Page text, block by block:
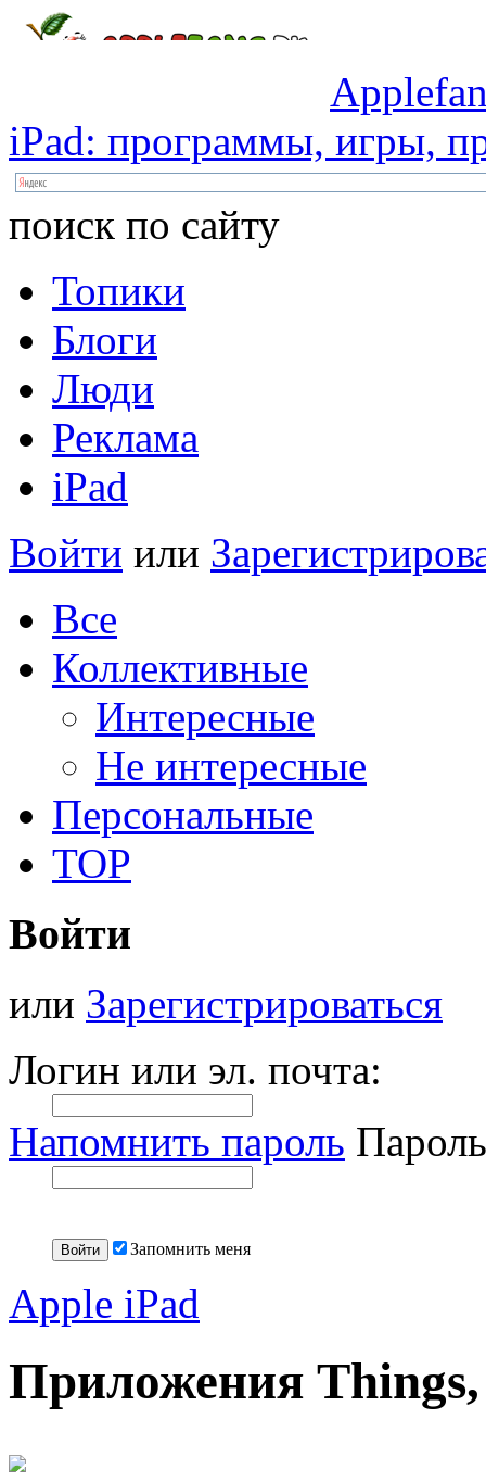
iPad: программы, игры,
поиск по сайту
Топики
Блоги
Люди
Реклама
iPad
Войти или
Все
Коллективные
Интересные
Не интересные
Персональные
TOP
Войти
или Зарегистрироваться
Логин или эл. почта:
Напомнить пароль
Запомнить меня
Apple iPad
Приложения